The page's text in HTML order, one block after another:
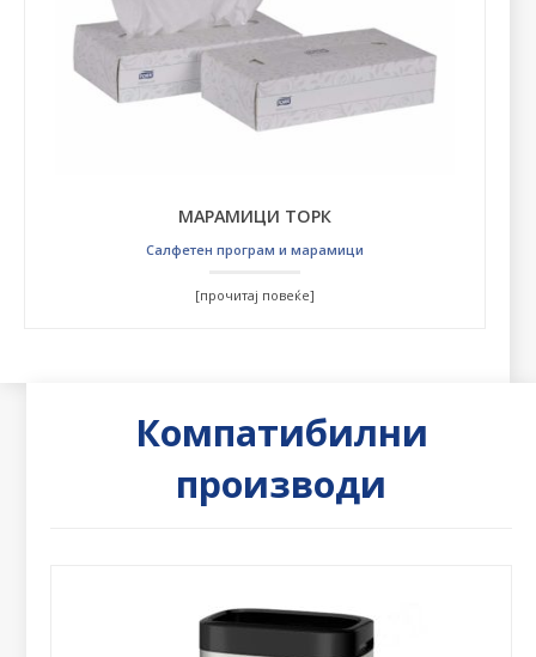
МАРАМИЦИ ТОРК
Салфетен програм и марамици
[прочитај повеќе]
Компатибилни
производи